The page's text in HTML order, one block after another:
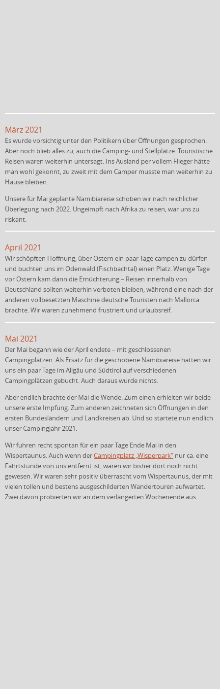
März 2021
Es wurde vorsichtig unter den Politikern über Öffnungen gesprochen.
Aber noch blieb alles zu, auch die Camping- und Stellplätze. Touristische
Reisen waren weiterhin untersagt. Ins Ausland per vollem Flieger hätte
man wohl gekonnt, zu zweit mit dem Camper musste man weiterhin zu
Hause bleiben.
Unsere für Mai geplante Namibiareise schoben wir nach reichlicher
Überlegung nach 2022. Ungeimpft nach Afrika zu reisen, war uns zu
riskant.
April 2021
Wir schöpften Hoffnung, über Ostern ein paar Tage campen zu dürfen
und buchten uns im Odenwald (Fischbachtal) einen Platz. Wenige Tage
vor Ostern kam dann die Ernüchterung – Reisen innerhalb von
Deutschland sollten weiterhin verboten bleiben, während eine nach der
anderen vollbesetzten Maschine deutsche Touristen nach Mallorca
brachte. Wir waren zunehmend frustriert und urlaubsreif.
Mai 2021
Der Mai begann wie der April endete – mit geschlossenen
Campingplätzen. Als Ersatz für die geschobene Namibiareise hatten wir
uns ein paar Tage im Allgäu und Südtirol auf verschiedenen
Campingplätzen gebucht. Auch daraus wurde nichts.
Aber endlich brachte der Mai die Wende. Zum einen erhielten wir beide
unsere erste Impfung. Zum anderen zeichneten sich Öffnungen in den
ersten Bundesländern und Landkreisen ab. Und so startete nun endlich
unser Campingjahr 2021.
Wir fuhren recht spontan für ein paar Tage Ende Mai in den
Wispertaunus. Auch wenn derCampingplatz „Wisperpark“ nur ca. eine
Fahrtstunde von uns entfernt ist, waren wir bisher dort noch nicht
gewesen. Wir waren sehr positiv überrascht vom Wispertaunus, der mit
vielen tollen und bestens ausgeschilderten Wandertouren aufwartet.
Zwei davon probierten wir an dem verlängerten Wochenende aus.